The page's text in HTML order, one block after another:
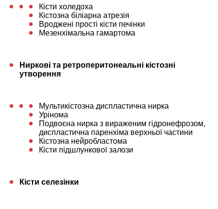
Кісти холедоха
Кістозна біліарна атрезія
Вроджені прості кісти печінки
Мезенхімальна гамартома
Ниркові та ретроперитонеальні кістозні
утворення
Мультикістозна диспластична нирка
Урінома
Подвоєна нирка з вираженим гідронефрозом,
диспластична паренхіма верхньої частини
Кістозна нейробластома
Кісти підшлункової залози
Кісти селезінки